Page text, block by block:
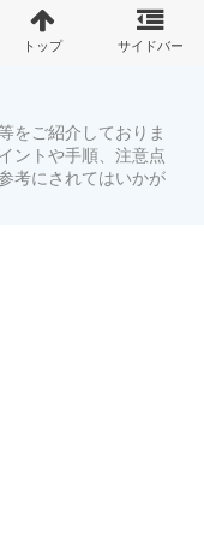
をご紹介しておりま
ントや手順、注意点
考にされてはいかが